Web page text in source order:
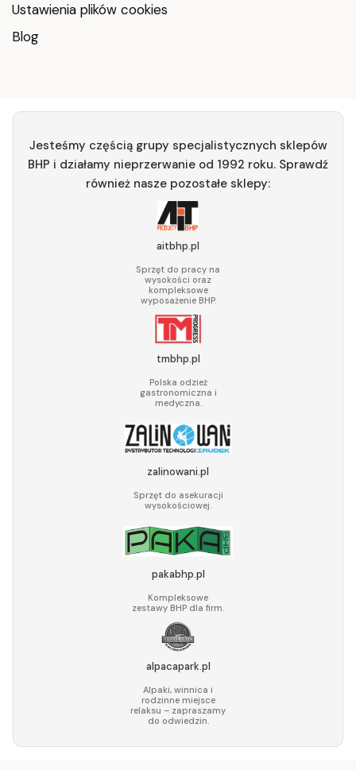
Ustawienia plików cookies
Blog
Jesteśmy częścią grupy specjalistycznych sklepów
BHP i działamy nieprzerwanie od 1992 roku. Sprawdź
również nasze pozostałe sklepy:
aitbhp.pl
Sprzęt do pracy na
wysokości oraz
kompleksowe
wyposażenie BHP.
tmbhp.pl
Polska odzież
gastronomiczna i
medyczna.
zalinowani.pl
Sprzęt do asekuracji
wysokościowej.
pakabhp.pl
Kompleksowe
zestawy BHP dla firm.
alpacapark.pl
Alpaki, winnica i
rodzinne miejsce
relaksu – zapraszamy
do odwiedzin.